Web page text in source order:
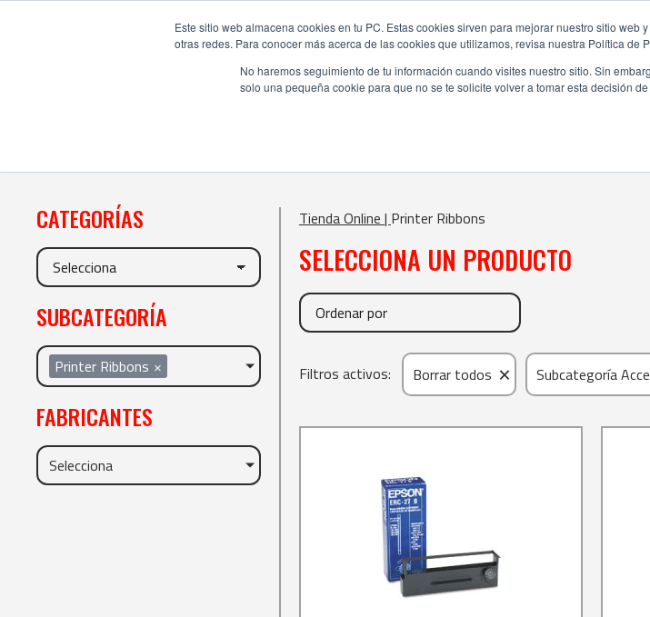
Este sitio web almacena cookies en tu PC. Estas cookies sirven para mejorar nuestro sitio
otras redes. Para conocer más acerca de las cookies que utilizamos, revisa nuestra Política de
No haremos seguimiento de tu información cuando visites nuestro sitio. Sin
solo una pequeña cookie para que no se te solicite volver a tomar esta decisión
CATEGORÍAS
SUBCATEGORÍA
Printer Ribbons ×
FABRICANTES
Selecciona
Tienda Online | Printer Ribbons
SELECCIONA UN PRODUCTO
Filtros activos: Borrar todos × Subcategoría